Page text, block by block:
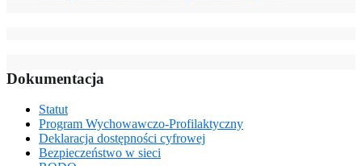
Dokumentacja
Statut
Program Wychowawczo-Profilaktyczny
Deklaracja dostępności cyfrowej
Bezpieczeństwo w sieci